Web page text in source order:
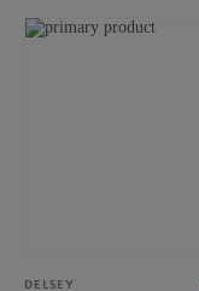
DELSEY